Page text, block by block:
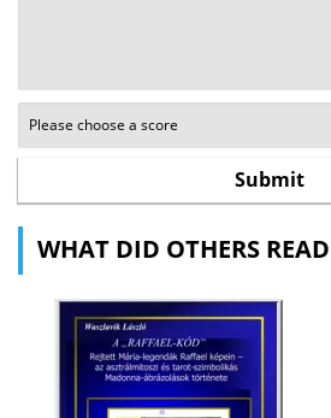
WHAT DID OTHERS